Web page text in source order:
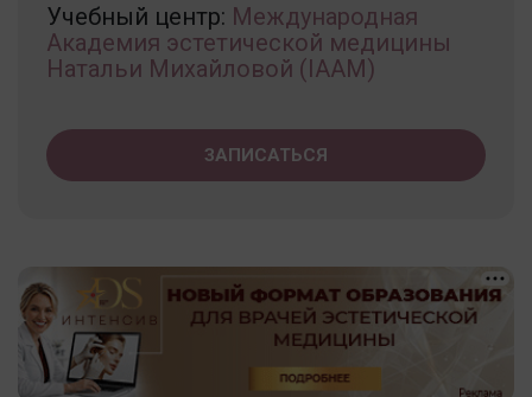
Учебный центр: Международная
Академия эстетической медицины
Натальи Михайловой (IAAM)
ЗАПИСАТЬСЯ